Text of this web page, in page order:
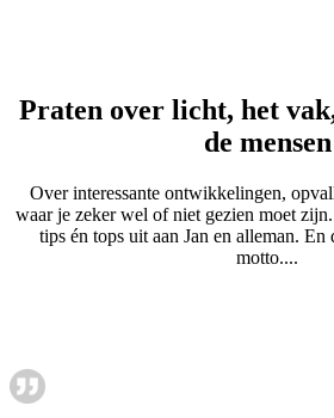
Praten over licht, het
de mensen
Over interessante ontwikkelingen,
waar je zeker wel of niet gezien moet
tips én tops uit aan Jan en alleman. En
motto....